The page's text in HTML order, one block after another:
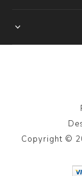
Copyright ©